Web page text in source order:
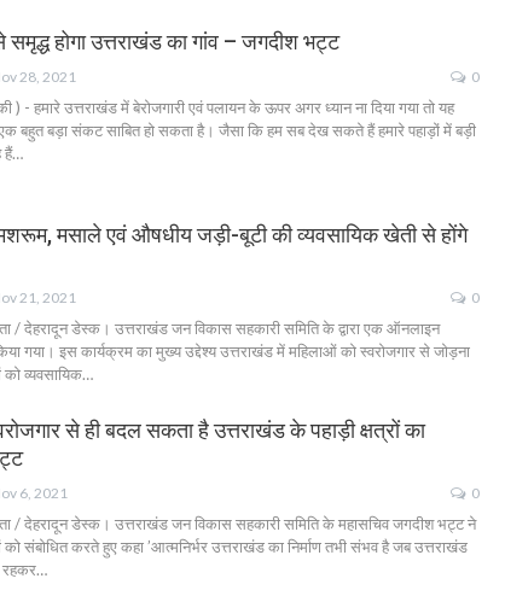
होगा उत्तराखंड का गांव – जगदीश भट्ट
28, 2021 0
) - हमारे उत्तराखंड में बेरोजगारी एवं पलायन के ऊपर अगर ध्यान ना दिया गया तो यह
बहुत बड़ा संकट साबित हो सकता है। जैसा कि हम सब देख सकते हैं हमारे पहाड़ों में बड़ी
हैं…
मसाले एवं औषधीय जड़ी-बूटी की व्यवसायिक खेती से होंगे
21, 2021 0
/ देहरादून डेस्क। उत्तराखंड जन विकास सहकारी समिति के द्वारा एक ऑनलाइन
गया। इस कार्यक्रम का मुख्य उद्देश्य उत्तराखंड में महिलाओं को स्वरोजगार से जोड़ना
को व्यवसायिक…
से ही बदल सकता है उत्तराखंड के पहाड़ी क्षत्रों का
6, 2021 0
/ देहरादून डेस्क। उत्तराखंड जन विकास सहकारी समिति के महासचिव जगदीश भट्ट ने
संबोधित करते हुए कहा ’आत्मनिर्भर उत्तराखंड का निर्माण तभी संभव है जब उत्तराखंड
रहकर…